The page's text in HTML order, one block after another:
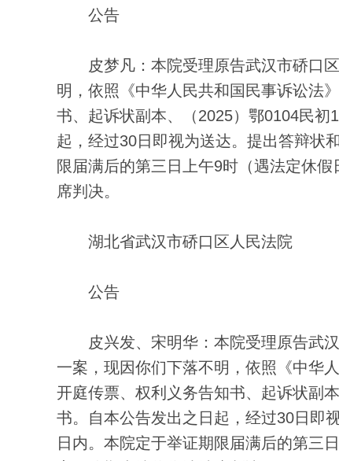
公告
皮梦凡：本院受理原告武汉市硚口区
明，依照《中华人民共和国民事诉讼法
书、起诉状副本、（2025）鄂0104民初
起，经过30日即视为送达。提出答辩状
限届满后的第三日上午9时（遇法定休
席判决。
湖北省武汉市硚口区人民法院
公告
皮兴发、宋明华：本院受理原告武汉
一案，现因你们下落不明，依照《中华
开庭传票、权利义务告知书、起诉状副
书。自本公告发出之日起，经过30日即
日内。本院定于举证期限届满后的第三